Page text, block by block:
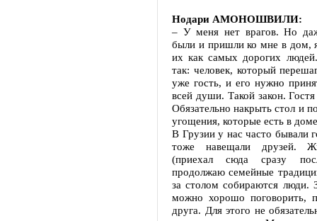
Нодари АМОНОШВИЛИ:
– У меня нет врагов. Но
были и пришли ко мне в дом, я
их как самых дорогих
так: человек, который
уже гость, и его нужно
всей души. Такой закон.
Обязательно накрыть стол и
угощения, которые есть в
В Грузии у нас часто бывали
тоже навещали друзей.
(приехал сюда сразу
продолжаю семейные
за столом собираются люди.
можно хорошо поговорить,
друга. Для этого не